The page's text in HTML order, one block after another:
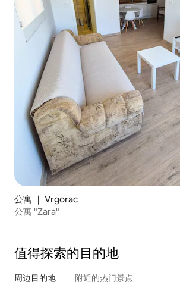
公寓 ｜ Vrgorac
公寓 "Zara"
值得探索的目的地
周边目的地 附近的热门景点